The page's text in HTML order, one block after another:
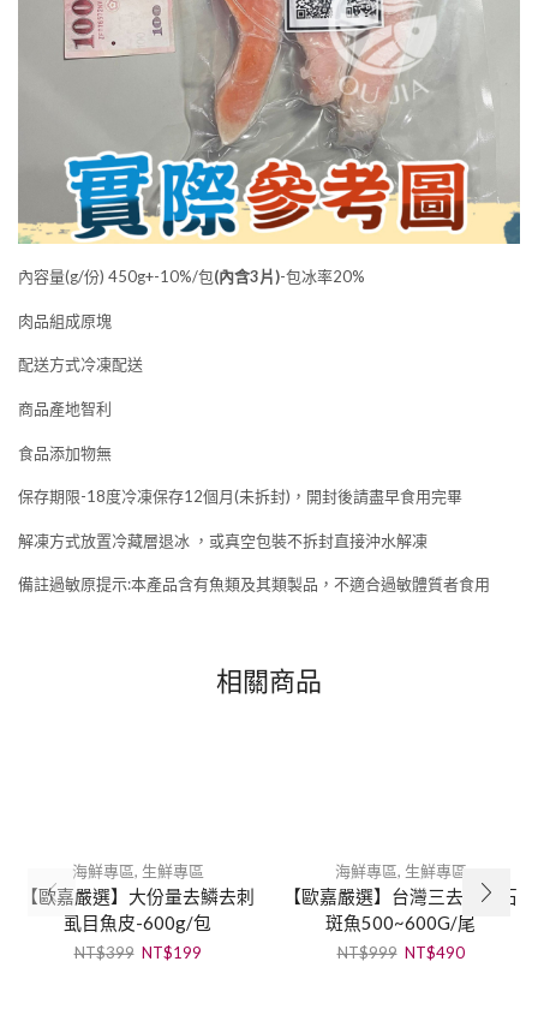
內容量(g/份) 450g+-10%/包(內含3片)-包冰率20%
肉品組成原塊
配送方式冷凍配送
商品產地智利
食品添加物無
保存期限-18度冷凍保存12個月(未拆封)，開封後請盡早食用完畢
解凍方式放置冷藏層退冰 ，或真空包裝不拆封直接沖水解凍
備註過敏原提示:本產品含有魚類及其類製品，不適合過敏體質者食用
相關商品
海鮮專區, 生鮮專區
【歐嘉嚴選】大份量去鱗去刺
虱目魚皮-600g/包
NT$399 NT$199
海鮮專區, 生鮮專區
【歐嘉嚴選】台灣三去龍虎石
斑魚500~600G/尾
NT$999 NT$490